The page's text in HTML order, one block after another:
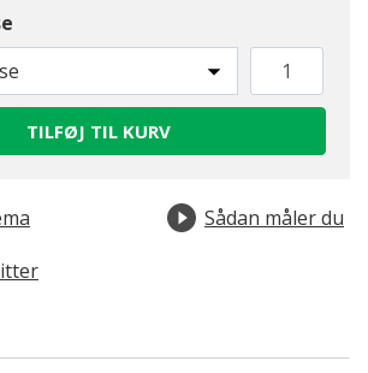
TILFØJ TIL KURV
Sådan måler du